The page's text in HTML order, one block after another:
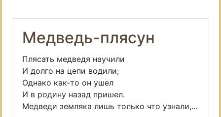
Медведь-плясун
Плясать медведя научили
И долго на цепи водили;
Однако как-то он ушел
И в родину назад пришел.
Медведи земляка лишь только что узнали,...